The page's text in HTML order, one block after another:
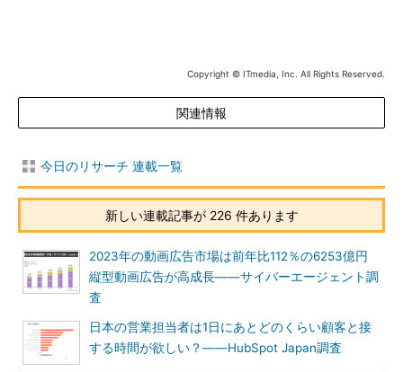
Copyright © ITmedia, Inc. All Rights Reserved.
関連情報
今日のリサーチ 連載一覧
新しい連載記事が 226 件あります
2023年の動画広告市場は前年比112％の6253億円
縦型動画広告が高成長――サイバーエージェント調
査
日本の営業担当者は1日にあとどのくらい顧客と接
する時間が欲しい？――HubSpot Japan調査